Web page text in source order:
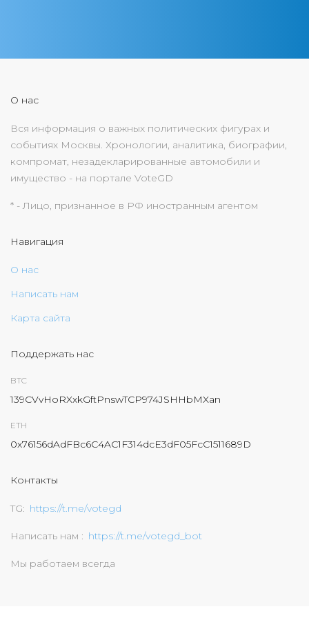
О нас
Вся информация о важных политических фигурах и
событиях Москвы. Хронологии, аналитика, биографии,
компромат, незадекларированные автомобили и
имущество - на портале VoteGD
* - Лицо, признанное в РФ иностранным агентом
Навигация
О нас
Написать нам
Карта сайта
Поддержать нас
BTC
139CVvHoRXxkGftPnswTCP974JSHHbMXan
ETH
0x76156dAdFBc6C4AC1F314dcE3dF05FcC1511689D
Контакты
TG https://t.me/votegd
Написать нам https://t.me/votegd_bot
Мы работаем всегда